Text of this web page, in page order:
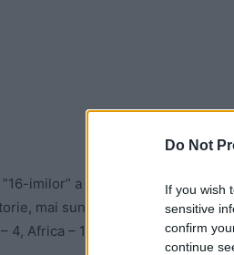
Do Not
If you wish
sensitive
confirm
continue
imilor” a trecut de jumătate: s-
mai sunt 6. Distribuția pe
4, Africa – 1.